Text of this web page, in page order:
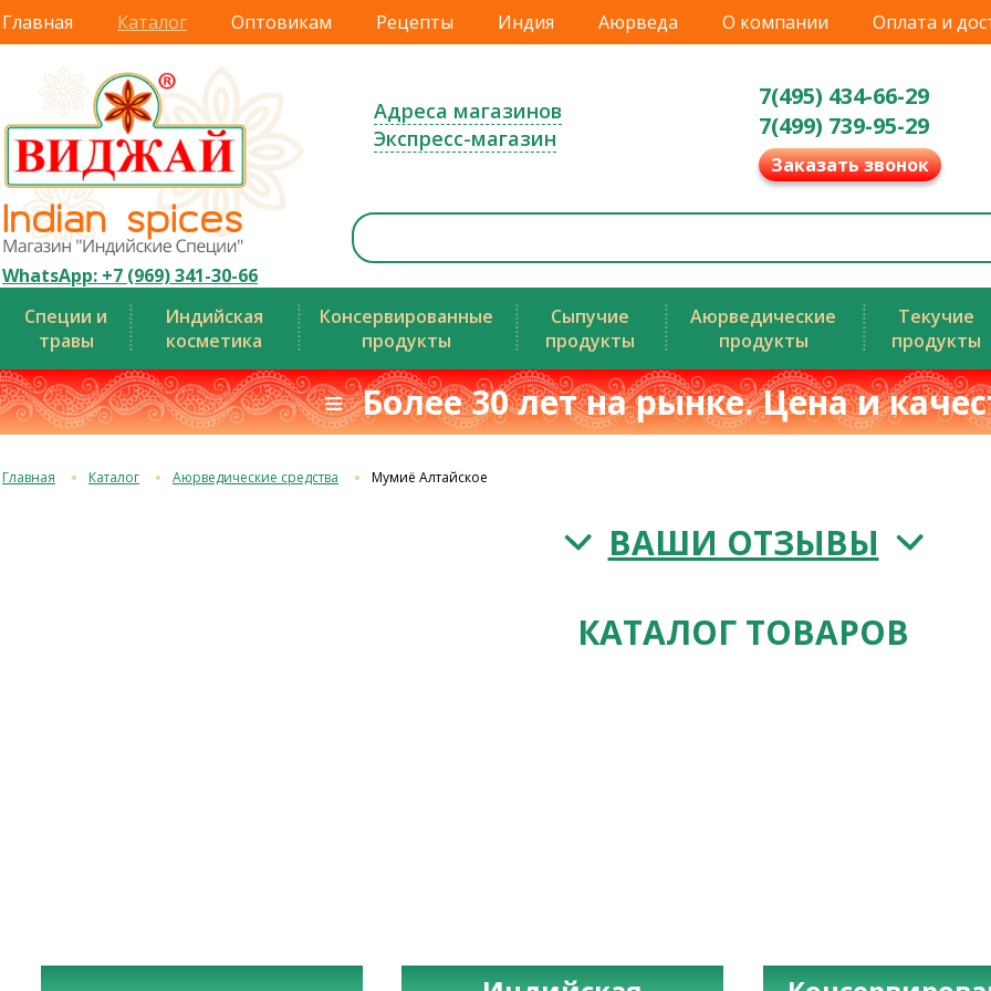
Главная Каталог Оптовикам Рецепты Индия Аюрведа О компании Оплата и
WhatsApp: +7 (969) 341-30-66
Адреса магазинов
Экспресс-магазин
7(495) 434-66-29
7(499) 739-95-29
Заказать звонок
Специи и
травы
Индийская
косметика
Консервированные
продукты
Сыпучие
продукты
Аюрведические
продукты
Текучие
продукты
≡ Более 30 лет на рынке. Цена и
Главная Каталог Аюрведические средства Мумиё Алтайское
ВАШИ ОТЗЫВЫ
КАТАЛОГ ТОВАРОВ